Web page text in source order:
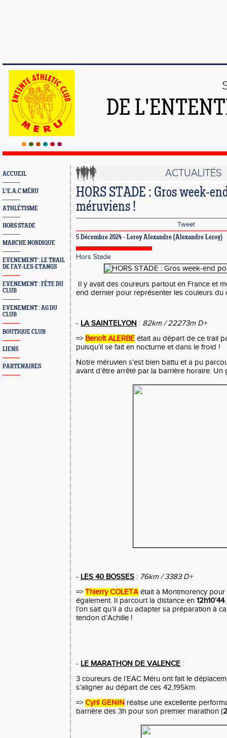
DE
ACCUEIL
L'E.A.C MÉRU
ATHLÉTISME
HORS STADE
MARCHE NORDIQUE
EVENEMENT : LE TRAIL
DE FAY-LES-ETANGS
EVENEMENT : FÊTE DU
CLUB
EVENEMENT : AG DU
CLUB
BOUTIQUE CLUB
LIENS
PARTENAIRES
ACTUALITÉS
HORS STADE : Gros week-
méruviens !
Tweet
5 Décembre 2024 - Leroy Alexandre (Alexandre Leroy)
Hors Stade
Il y avait des coureurs partout en France et
end dernier pour représenter les couleurs du
- LA SAINTELYON : 82km / 22273m D+
=> Benoît ALERBE était au départ de ce trail
puisqu’il se fait en nocturne et dans le froid !
Notre méruvien s’est bien battu et a pu
avant d’être arrêté par la barrière horaire. Un
- LES 40 BOSSES : 76km / 3383 D+
=> Thierry COLETAétait à Montmorency pour
également. Il parcourt la distance en 12h10’44
l’on sait qu’il a du adapter sa préparation à
tendon d’Achille !
- LE MARATHON DE VALENCE :
3 coureurs de l’EAC Méru ont fait le
s’aligner au départ de ces 42,195km.
=> Cyril GENIN réalise une excellente
barrière des 3h pour son premier marathon (